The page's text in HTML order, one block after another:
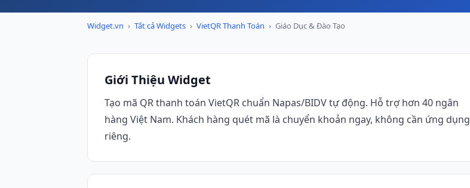
Widget.vn › Tất cả Widgets › VietQR Thanh Toán › Giáo Dục & Đào Tạo
Giới Thiệu Widget
Tạo mã QR thanh toán VietQR chuẩn Napas/BIDV tự động. Hỗ trợ hơn 40 ngân
hàng Việt Nam. Khách hàng quét mã là chuyển khoản ngay, không cần ứng dụng
riêng.